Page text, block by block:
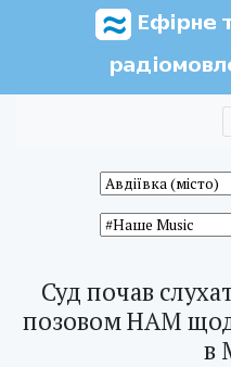
Суд почав
позовом НАМ
в